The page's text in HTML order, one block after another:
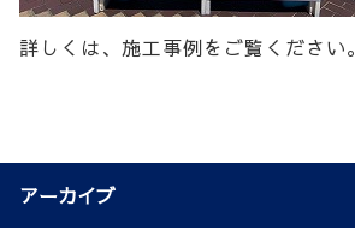
詳しくは、施工事例をご覧ください。
アーカイブ